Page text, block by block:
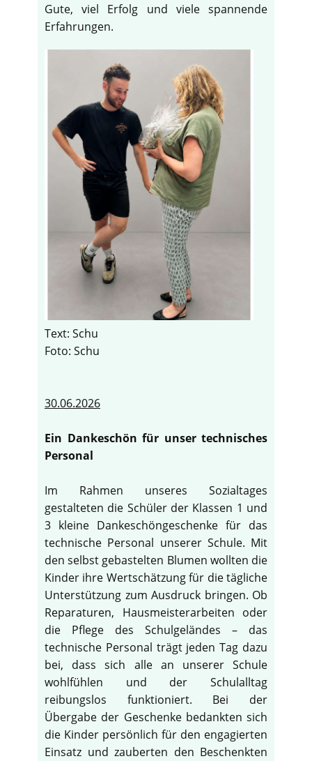
Gute, viel Erfolg und viele spannende
Erfahrungen.
Text: Schu
Foto: Schu
30.06.2026
Ein Dankeschön für unser technisches
Personal
Im Rahmen unseres Sozialtages
gestalteten die Schüler der Klassen 1 und
3 kleine Dankeschöngeschenke für das
technische Personal unserer Schule. Mit
den selbst gebastelten Blumen wollten die
Kinder ihre Wertschätzung für die tägliche
Unterstützung zum Ausdruck bringen. Ob
Reparaturen, Hausmeisterarbeiten oder
die Pflege des Schulgeländes – das
technische Personal trägt jeden Tag dazu
bei, dass sich alle an unserer Schule
wohlfühlen und der Schulalltag
reibungslos funktioniert. Bei der
Übergabe der Geschenke bedankten sich
die Kinder persönlich für den engagierten
Einsatz und zauberten den Beschenkten